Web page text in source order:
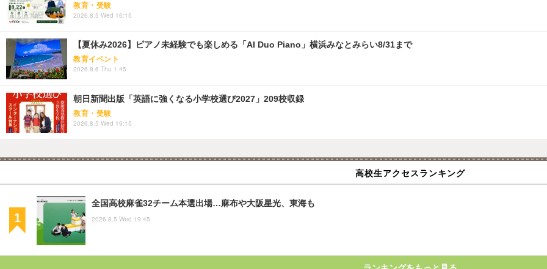
教育・受験
2026.8.5 Wed 16:15
【夏休み2026】ピアノ未経験でも楽しめる「AI Duo Piano」横浜みなとみらい8/31まで
教育イベント
2026.8.6 Thu 1:45
朝日新聞出版「英語に強くなる小学校選び2027」209校収録
教育・受験
2026.8.5 Wed 19:15
高校生アクセスランキング
全国高校麻雀32チーム本選出場…麻布や大阪星光、東海も
2026.8.5 Wed 19:45